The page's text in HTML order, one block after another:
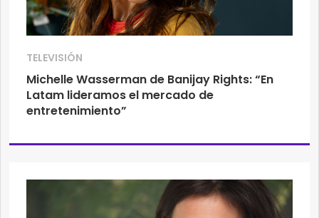
TELEVISIÓN
Michelle Wasserman de Banijay Rights: “En
Latam lideramos el mercado de
entretenimiento”